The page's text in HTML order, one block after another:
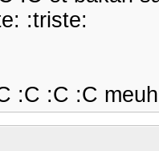
:triste:
:C :C :C